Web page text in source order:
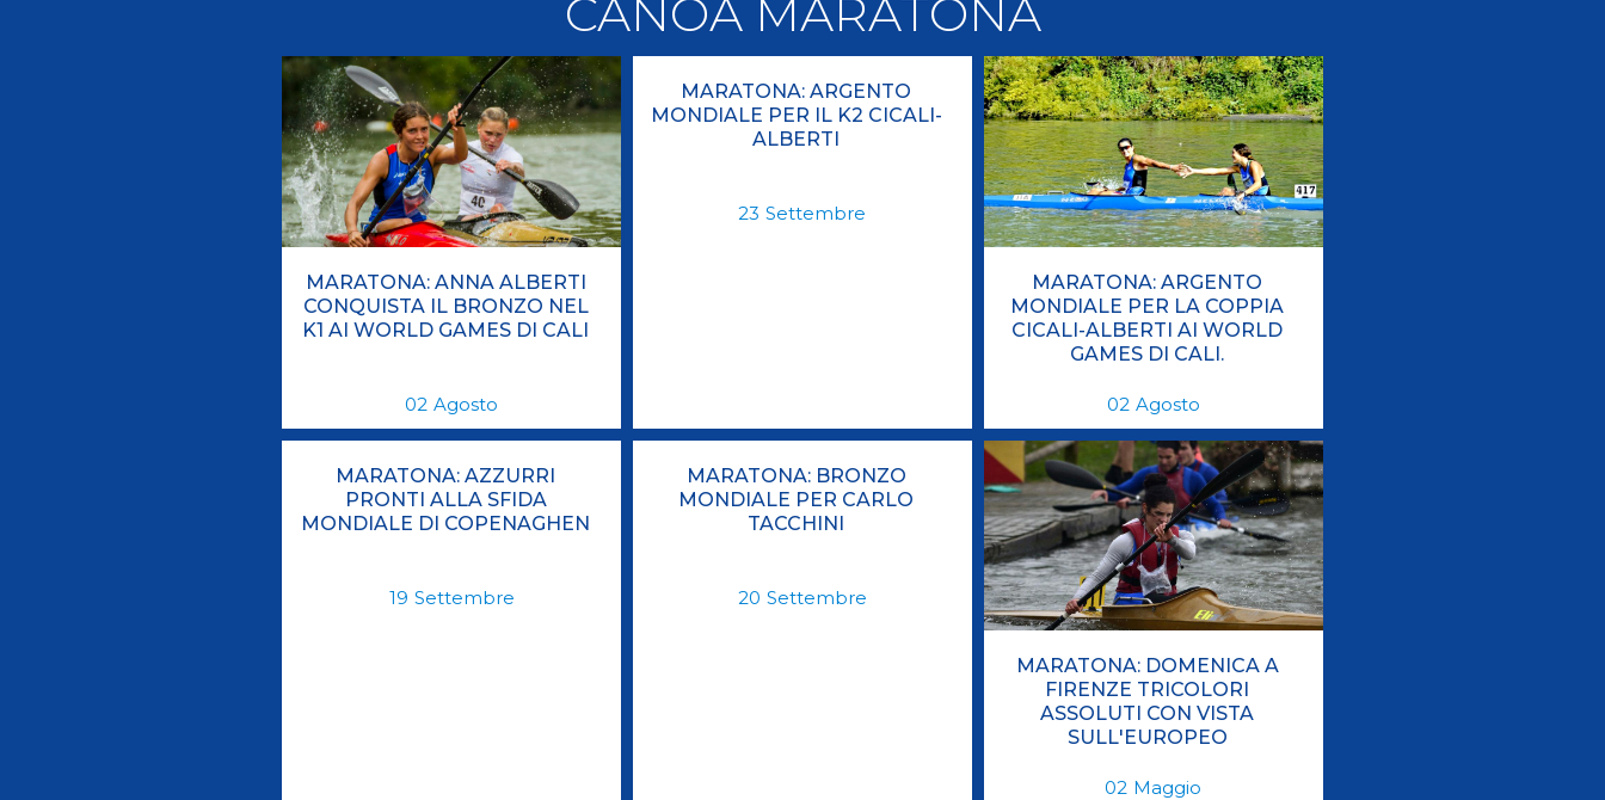
Videogallery
Risultati On Line
Tesseramento
Nuova Canoa Ricerca
Canoa Kayak on-line
Convegni e Documenti
Albo Tecnici
Invito Pubblico Organi di Giustizia
Giudice Sportivo Nazionale
Sport per tutti Risultati On Line Tesseramento
CANOA MARATONA
MARATONA: ANNA ALBERTI
CONQUISTA IL BRONZO NEL
K1 AI WORLD GAMES DI CALI
02 Agosto
MARATONA: ARGENTO
MONDIALE PER IL K2 CICALI-
ALBERTI
23 Settembre
MARATONA: ARGENTO
MONDIALE PER LA COPPIA
CICALI-ALBERTI AI WORLD
GAMES DI CALI.
02 Agosto
MARATONA: AZZURRI
PRONTI ALLA SFIDA
MONDIALE DI COPENAGHEN
19 Settembre
MARATONA: BRONZO
MONDIALE PER CARLO
TACCHINI
20 Settembre
MARATONA: DOMENICA A
FIRENZE TRICOLORI
ASSOLUTI CON VISTA
SULL'EUROPEO
02 Maggio